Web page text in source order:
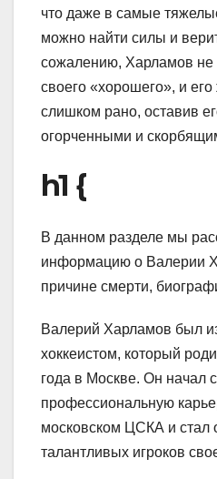
что даже в самые
можно найти силы и
сожалению, Харламов не
своего «хорошего», и
слишком рано, оставив
огорченными и
h1 {
В данном разделе мы
информацию о Валерии
причине смерти,
Валерий Харламов был
хоккеистом, который
года в Москве. Он начал
профессиональную
московском ЦСКА и стал
талантливых игроков